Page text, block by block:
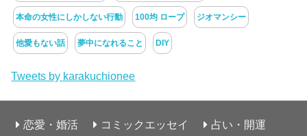
本命の女性にしかしない行動 100均 ロープ ジオマンシー
他愛もない話 夢中になれること DIY
Tweets by karakuchionee
恋愛・婚活 コミックエッセイ
占い・開運